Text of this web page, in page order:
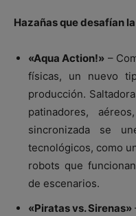
Hazañas que desafían
«Aqua Action!» –
físicas, un nuevo
producción.
patinadores,
sincronizada se
tecnológicos, como
robots que
de escenarios.
«Piratas vs. Sirenas»